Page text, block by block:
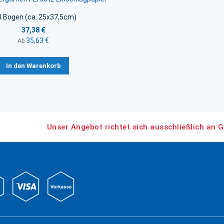
Bogen (ca. 25x37,5cm)
37,38 €
Ab 35,63 €
In den Warenkorb
Unser Angebot richtet sich ausschließlich an